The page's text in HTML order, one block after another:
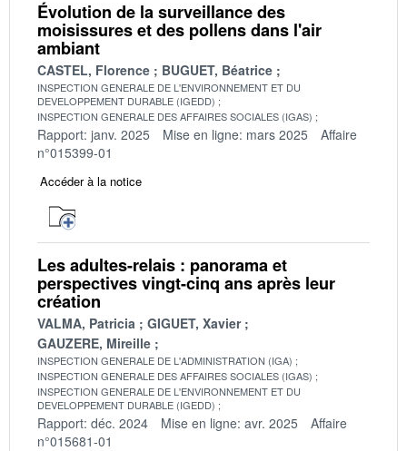
Évolution de la surveillance des
moisissures et des pollens dans l'air
ambiant
CASTEL, Florence BUGUET, Béatrice
INSPECTION GENERALE DE L'ENVIRONNEMENT ET DU
DEVELOPPEMENT DURABLE (IGEDD)
INSPECTION GENERALE DES AFFAIRES SOCIALES (IGAS)
Rapport: janv. 2025 Mise en ligne: mars 2025
Affaire
n°015399-01
Accéder à la notice
Les adultes-relais : panorama et
perspectives vingt-cinq ans après leur
création
VALMA, Patricia
GIGUET, Xavier
GAUZERE, Mireille
INSPECTION GENERALE DE L'ADMINISTRATION (IGA)
INSPECTION GENERALE DES AFFAIRES SOCIALES (IGAS)
INSPECTION GENERALE DE L'ENVIRONNEMENT ET DU
DEVELOPPEMENT DURABLE (IGEDD)
Rapport: déc. 2024 Mise en ligne: avr. 2025
Affaire
n°015681-01